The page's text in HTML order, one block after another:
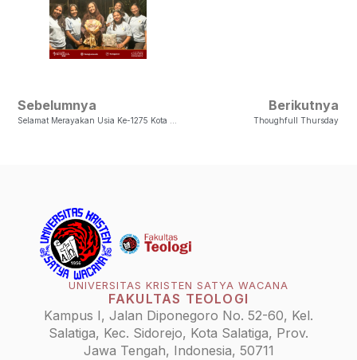
Sebelumnya Berikutnya
Thoughfull Thursday
UNIVERSITAS KRISTEN SATYA WACANA
FAKULTAS TEOLOGI
Kampus I, Jalan Diponegoro No. 52-60, Kel.
Salatiga, Kec. Sidorejo, Kota Salatiga, Prov.
Jawa Tengah, Indonesia, 50711